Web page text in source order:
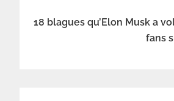
de
18 blagues qu’Elon Musk a
fans